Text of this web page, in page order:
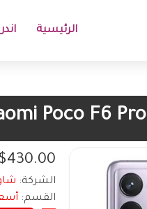
الرئيسية
Poco F6 Pro
$430.00
الشركة:
القسم: